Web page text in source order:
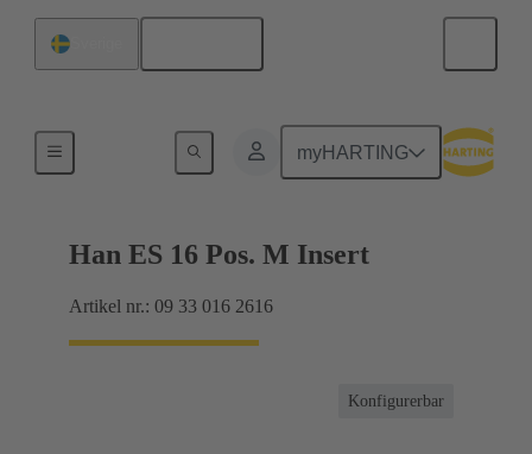
myHARTING
Strömmar upp till 16 A
Han ES 16 Pos. M Insert
Artikel nr.: 09 33 016 2616
Konfigurerbar